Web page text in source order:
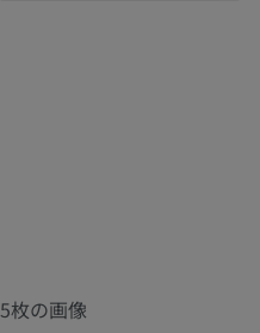
枚の画像